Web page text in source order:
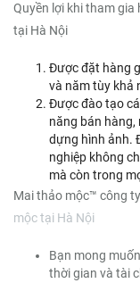
Quyền lợi khi tham gia
tại Hà Nội
Được đặt hàng
và năm tùy khả
Được đào tạo
năng bán hàng,
dựng hình ảnh.
nghiệp không
mà còn trong
Mai thảo mộc™ công
mộc tại Hà Nội
Bạn mong
thời gian và tài